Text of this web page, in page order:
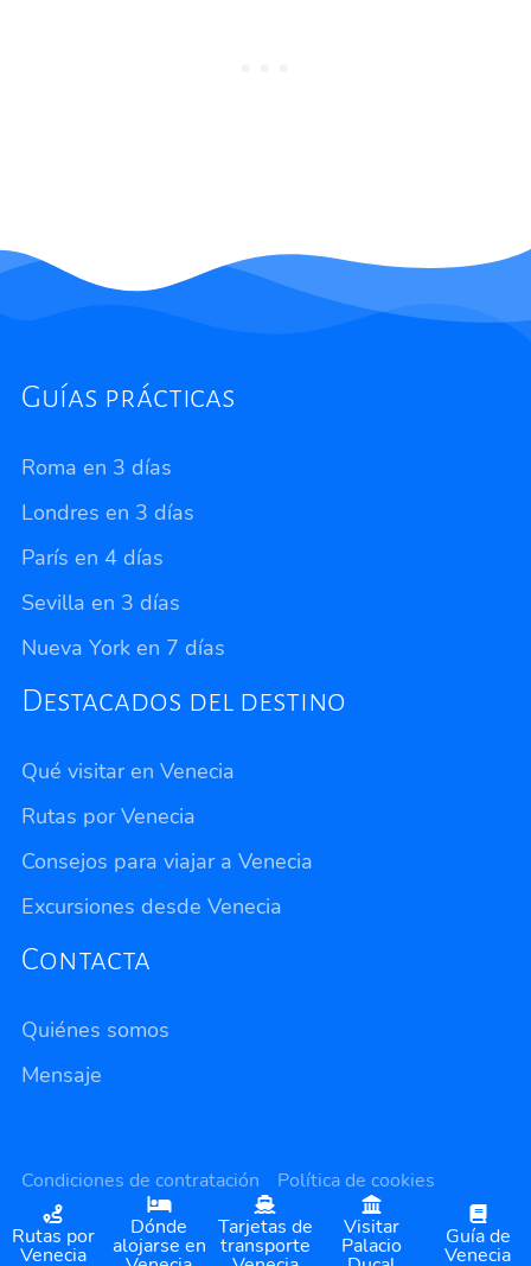
Rutas por
Venecia
Dónde
alojarse en
Tarjetas de
transporte
Visitar
Palacio Guía de
Venecia
Guías prácticas
Roma en 3 días
Londres en 3 días
París en 4 días
Sevilla en 3 días
Nueva York en 7 días
Destacados del destino
Qué visitar en Venecia
Rutas por Venecia
Consejos para viajar a Venecia
Excursiones desde Venecia
Contacta
Quiénes somos
Mensaje
Privacidad
Condiciones de contratación
Política de cookies
Política de privacidad
© Cómete el Mundo